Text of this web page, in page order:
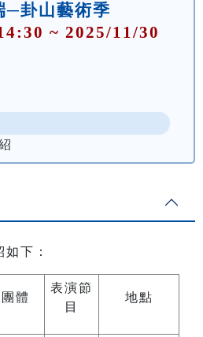
─卦山藝術季
~ 2025/11/30
下：
體
表演節
目
地點